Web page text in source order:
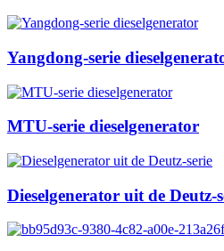
Yangdong-serie
MTU-serie dieselgenerator
Dieselgenerator uit de Deutz-